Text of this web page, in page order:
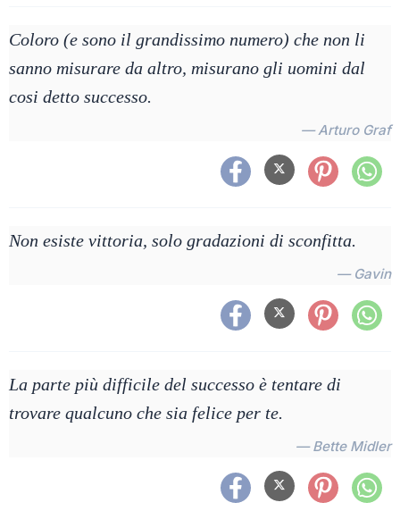
Coloro (e sono il grandissimo numero) che non li
sanno misurare da altro, misurano gli uomini dal
cosi detto successo.
— Arturo Graf
Non esiste vittoria, solo gradazioni di sconfitta.
— Gavin
La parte più difficile del successo è tentare di
trovare qualcuno che sia felice per te.
— Bette Midler